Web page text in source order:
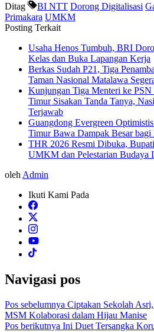
Ditag BI NTT Dorong Digitalisasi
Primakara UMKM
Posting Terkait
Usaha Henos Tumbuh, BRI
Kelas dan Buka Lapangan Kerja
Berkas Sudah P21, Tiga
Taman Nasional Matalawa
Kunjungan Tiga Menteri ke PSN
Timur Sisakan Tanda Tanya,
Terjawab
Guangdong Evergreen
Timur Bawa Dampak Besar
THR 2026 Resmi Dibuka,
UMKM dan Pelestarian Budaya
oleh Admin
Ikuti Kami Pada
Navigasi pos
Pos sebelumnya Ciptakan Sekolah
MSM Kolaborasi dalam Hijau Manise
Pos berikutnya Ini Duet Tersangka